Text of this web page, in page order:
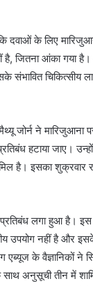
के लिए
है, जितना आंका गया
संभावित
जोर्न ने
हटाया जाए।
है। इसका
लगा हुआ है। इस
उपयोग नहीं है और
के वैज्ञानिकों ने
अनुसूची तीन में